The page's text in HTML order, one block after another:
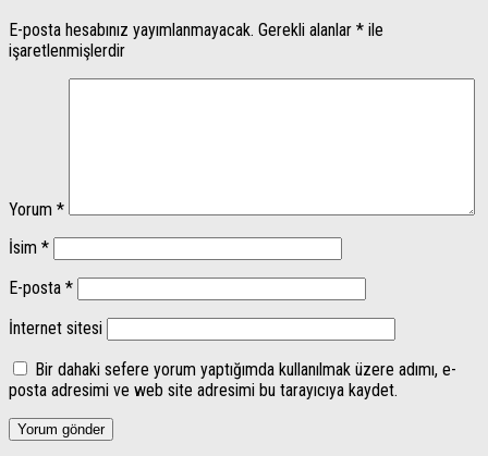
E-posta hesabınız yayımlanmayacak. Gerekli alanlar * ile
işaretlenmişlerdir
Yorum *
İsim *
E-posta *
İnternet sitesi
Bir dahaki sefere yorum yaptığımda kullanılmak üzere adımı, e-
posta adresimi ve web site adresimi bu tarayıcıya kaydet.